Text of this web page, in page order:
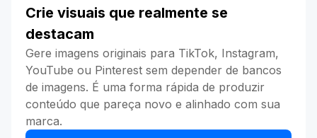
Crie visuais que realmente se
destacam
Gere imagens originais para TikTok, Instagram,
YouTube ou Pinterest sem depender de bancos
de imagens. É uma forma rápida de produzir
conteúdo que pareça novo e alinhado com sua
marca.